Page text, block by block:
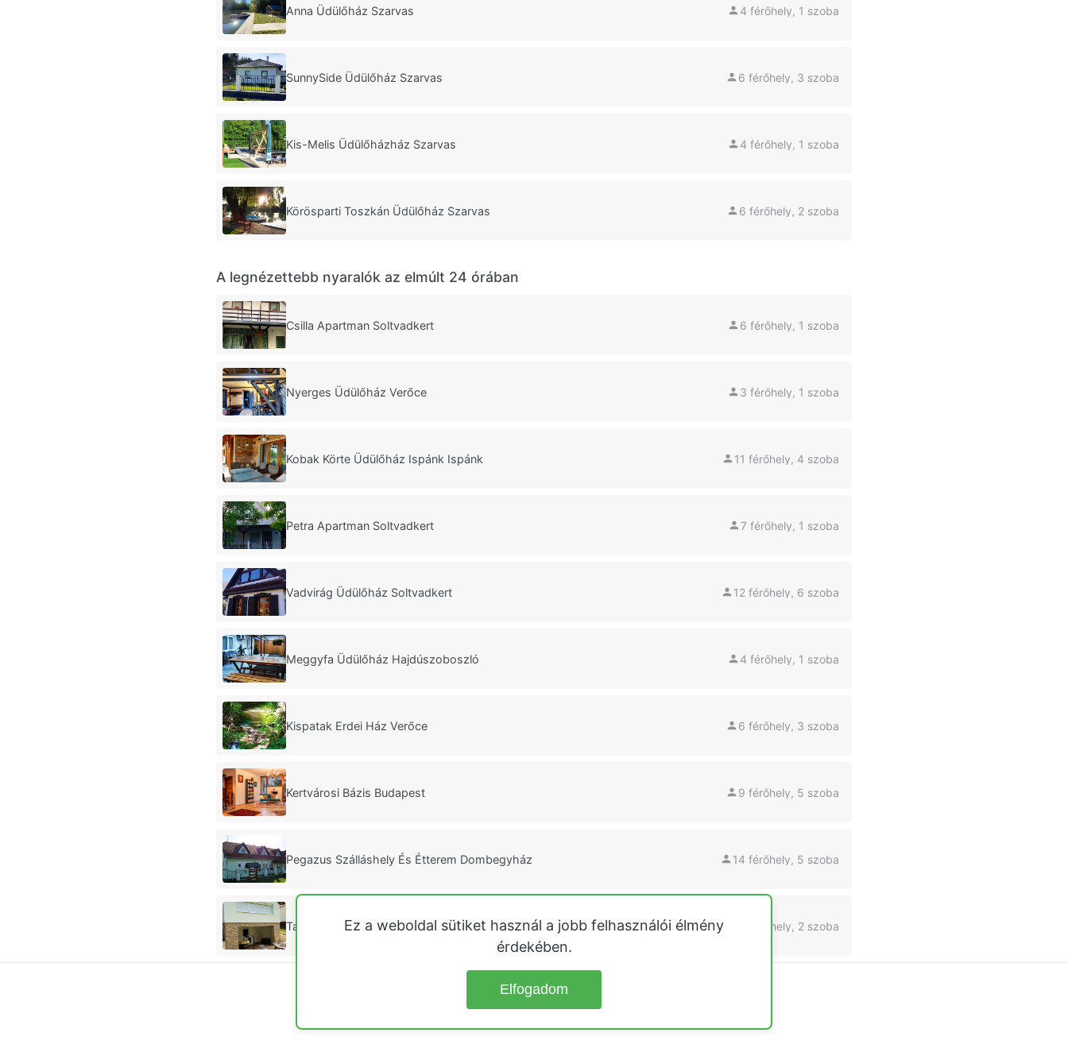
Anna Üdülőház Szarvas 4 férőhely, 1 szoba
SunnySide Üdülőház Szarvas 6 férőhely, 3 szoba
Kis-Melis Üdülőházház Szarvas 4 férőhely, 1 szoba
Körösparti Toszkán Üdülőház Szarvas 6 férőhely, 2 szoba
A legnézettebb nyaralók az elmúlt 24 órában
Csilla Apartman Soltvadkert 6 férőhely, 1 szoba
Nyerges Üdülőház Verőce 3 férőhely, 1 szoba
Kobak Körte Üdülőház Ispánk Ispánk 11 férőhely, 4 szoba
Petra Apartman Soltvadkert 7 férőhely, 1 szoba
Vadvirág Üdülőház Soltvadkert 12 férőhely, 6 szoba
Meggyfa Üdülőház Hajdúszoboszló 4 férőhely, 1 szoba
Kispatak Erdei Ház Verőce 6 férőhely, 3 szoba
Kertvárosi Bázis Budapest 9 férőhely, 5 szoba
Pegazus Szálláshely És Étterem Dombegyház 14 férőhely, 5 szoba
Taviròzsa Üdülőház Zalalövő 6 férőhely, 2 szoba
Ez a weboldal sütiket használ a jobb felhasználói élmény
érdekében.
Elfogadom